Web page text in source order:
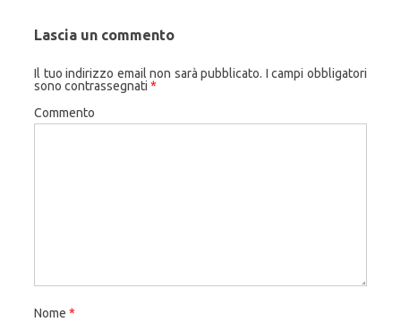
Lascia un commento
Il tuo indirizzo email non sarà pubblicato. I campi obbligatori
sono contrassegnati *
Commento
Nome *